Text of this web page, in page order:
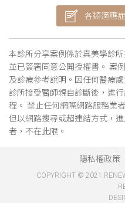
各類適應
本診所分享案例係於真美學診
並已簽署同意公開授權書。 案
及診療參考說明。因任何醫療
診所接受醫師親自診斷後，進
程。 禁止任何網際網路服務業
但以網路搜尋或超連結方式，
者，不在此限。
隱私權政策
COPYRIGHT © 2021